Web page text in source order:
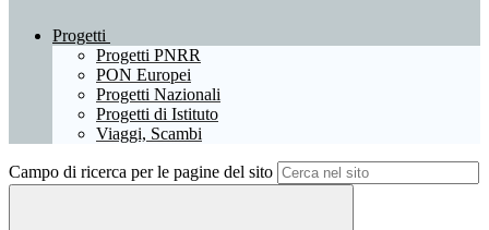
Progetti
Progetti PNRR
PON Europei
Progetti Nazionali
Progetti di Istituto
Viaggi, Scambi
Campo di ricerca per le pagine del sito